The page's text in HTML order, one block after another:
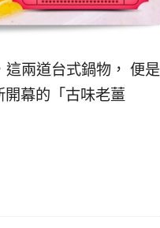
兩道台式鍋物， 便是
幕的「古味老薑